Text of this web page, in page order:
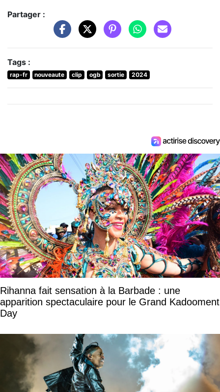
Partager :
Tags :
rap-fr nouveaute clip ogb sortie 2024
Rihanna fait sensation à la Barbade : une
apparition spectaculaire pour le Grand Kadooment
Day